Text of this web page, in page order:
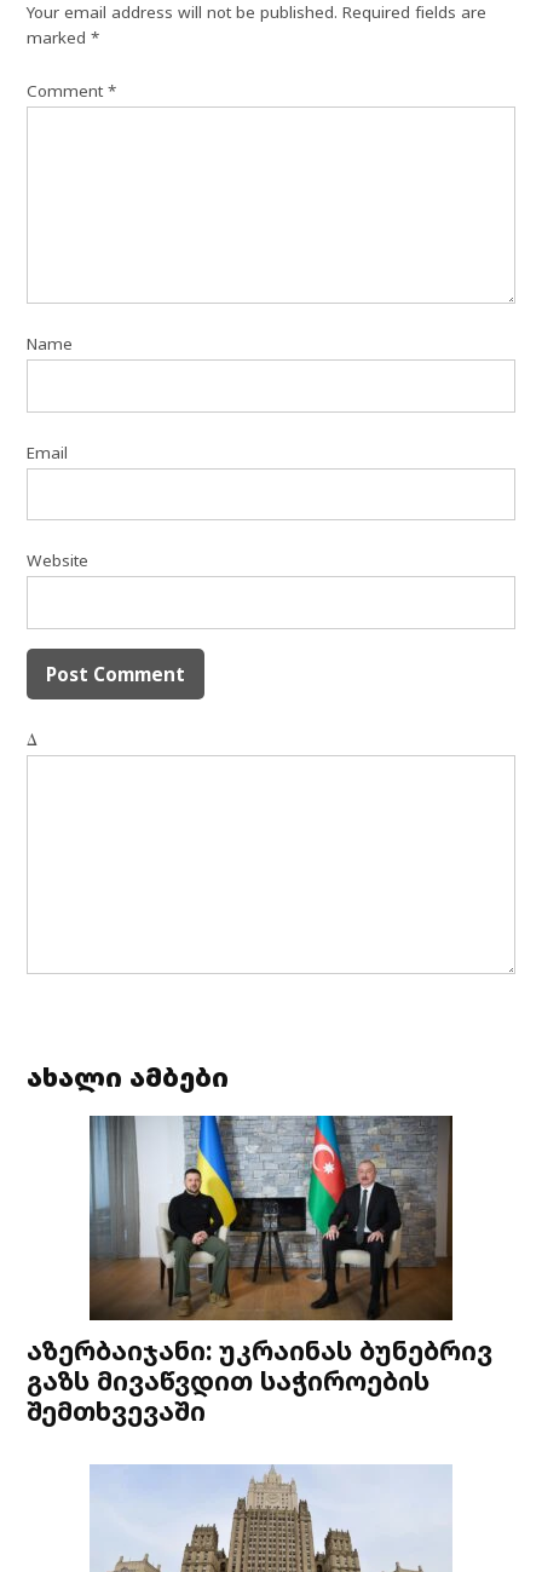
Your email address will not be published. Required fields are
marked*
Comment*
Name
Email
Website
Δ
ახალი ამბები
აზერბაიჯანი: უკრაინას ბუნებრივ
გაზს მივაწვდით საჭიროების
შემთხვევაში